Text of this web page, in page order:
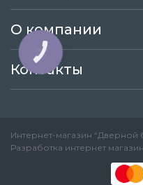
О компании
Контакты
Интернет-магазин “Дверной
Разработка интернет
КНОПКА
ЗВ'ЯЗКУ